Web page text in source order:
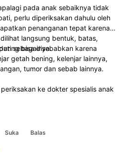
pada anak sebaiknya tidak
perlu diperiksakan dahulu oleh
penanganan tepat karena
langsung bentuk, batas,
sebagainya.
bisa disebabkan karena
getah bening, kelenjar lainnya,
tumor dan sebab lainnya.
ke dokter spesialis anak
Suka Balas